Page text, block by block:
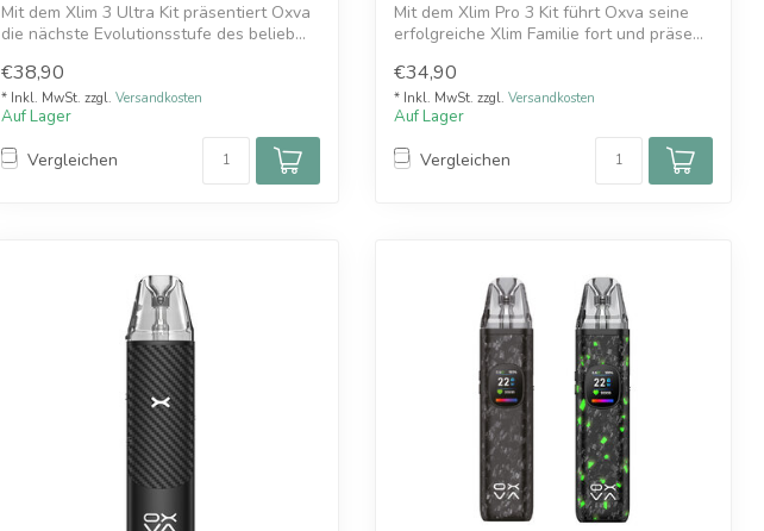
Mit dem Xlim 3 Ultra Kit präsentiert Oxva
die nächste Evolutionsstufe des belieb...
€38,90
* Inkl. MwSt. zzgl. Versandkosten
Auf Lager
Vergleichen
Mit dem Xlim Pro 3 Kit führt Oxva seine
erfolgreiche Xlim Familie fort und präse...
€34,90
* Inkl. MwSt. zzgl. Versandkosten
Auf Lager
Vergleichen